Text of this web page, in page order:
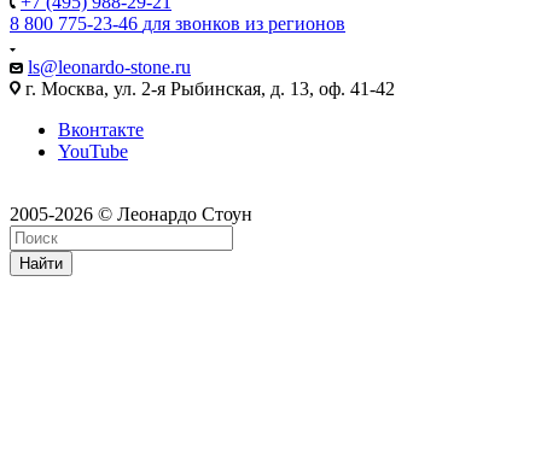
8 800 775-23-46 для звонков из регионов
ls@leonardo-stone.ru
г. Москва, ул. 2-я Рыбинская, д. 13, оф. 41-42
Вконтакте
YouTube
2005-2026 © Леонардо Стоун
Найти